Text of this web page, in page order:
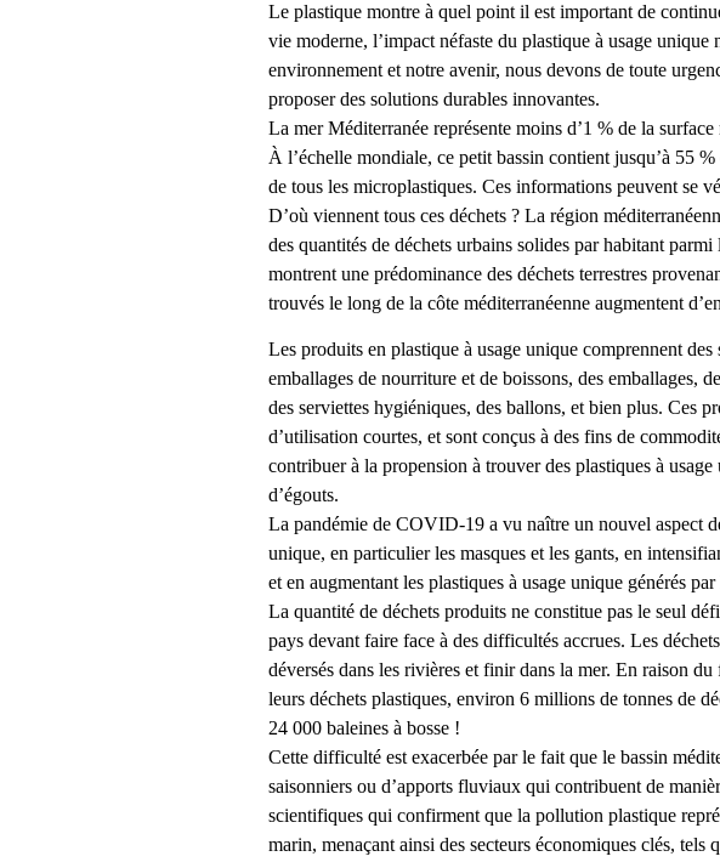
Le plastique montre à quel point il est important de
vie moderne, l’impact néfaste du plastique à usage
environnement et notre avenir, nous devons de toute
proposer des solutions durables innovantes.
La mer Méditerranée représente moins d’1 % de la
À l’échelle mondiale, ce petit bassin contient jusqu’à 55
de tous les microplastiques. Ces informations peuvent se
D’où viennent tous ces déchets ? La région
des quantités de déchets urbains solides par habitant
montrent une prédominance des déchets terrestres
trouvés le long de la côte méditerranéenne augmentent
Les produits en plastique à usage unique comprennent
emballages de nourriture et de boissons, des emballages,
des serviettes hygiéniques, des ballons, et bien plus. Ces
d’utilisation courtes, et sont conçus à des fins de
contribuer à la propension à trouver des plastiques à
d’égouts.
La pandémie de COVID-19 a vu naître un nouvel aspect
unique, en particulier les masques et les gants, en
et en augmentant les plastiques à usage unique générés
La quantité de déchets produits ne constitue pas le seul
pays devant faire face à des difficultés accrues. Les
déversés dans les rivières et finir dans la mer. En raison
leurs déchets plastiques, environ 6 millions de tonnes de
24 000 baleines à bosse !
Cette difficulté est exacerbée par le fait que le bassin
saisonniers ou d’apports fluviaux qui contribuent de
scientifiques qui confirment que la pollution plastique
marin, menaçant ainsi des secteurs économiques clés,